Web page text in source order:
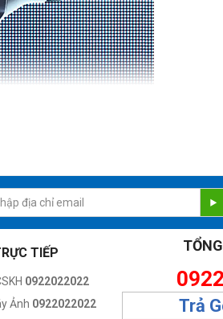
sai màu trục và quang sai màu phóng
hình ảnh chi tiết sắc nét, duy trì độ phân
TIẾP
0922022022
Ảnh 0922022022
Trả